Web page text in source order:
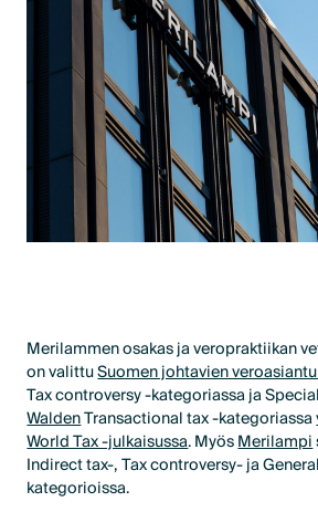
Merilammen osakas ja veropraktiikan
on valittuSuomen johtavien
Tax controversy -kategoriassa ja
WaldenTransactional tax -kategoriassa
World Tax -julkaisussa. MyösMerilampi
Indirect tax-, Tax controversy- ja
kategorioissa.